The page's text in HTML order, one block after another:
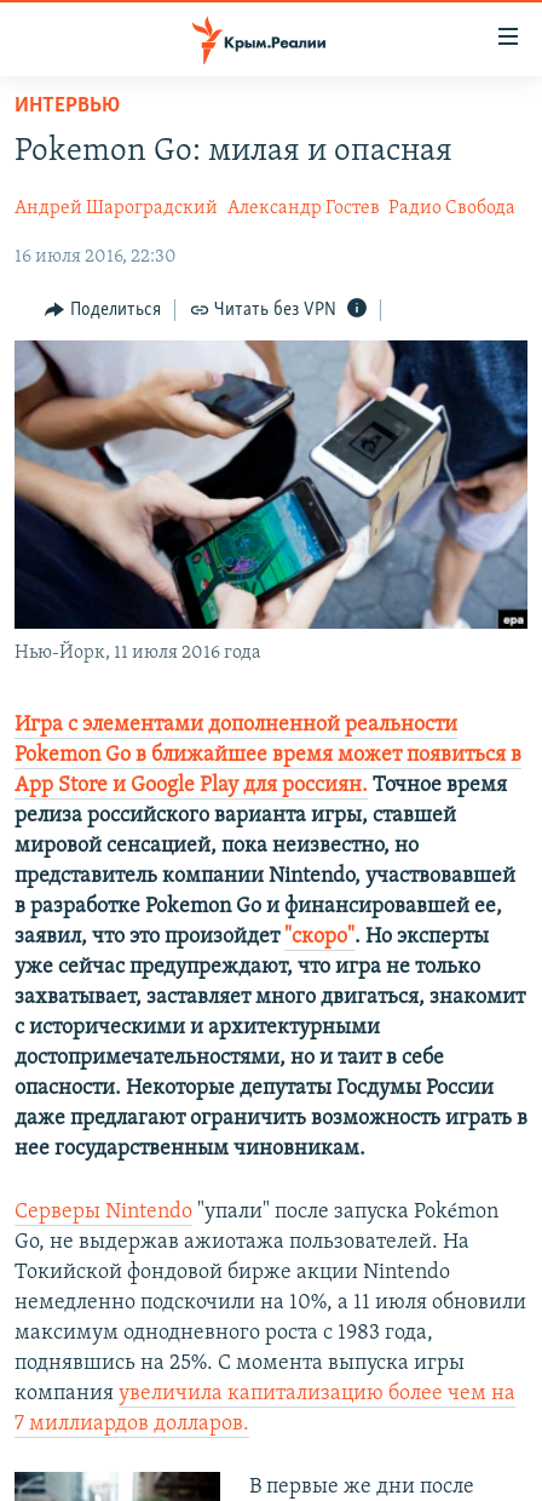
Вернуться
основному
Вернутся
навигации
Вернутся
поиску
НОВОСТИ
ГРУЗ 200
КАРТА ВОЕННЫХ ОБЪЕКТОВ КРЫМА
11 ЛЕТ ОККУПАЦИИ КРЫМА. 11 ИСТОРИЙ СОПРОТИВЛЕНИЯ
ВОДА
ИСТОРИЯ
ЕЩЕ
ИНТЕРАКТИВ
ИНФОГРАФИКА
ТЕЛЕПРОЕКТ КРЫМ.РЕАЛИИ
СОВЕТЫ ПРАВОЗАЩИТНИКОВ
ПРОПАВШИЕ БЕЗ ВЕСТИ
ПОБЕДИТЕЛЕЙ НЕ СУДЯТ?
КРЫМ.НЕПОКОРЕННЫЙ
ELIFBE
РАДІО СВОБОДА
КАК ОБОЙТИ БЛОКИРОВКУ
Українською
Qırımtatar
ПРИСОЕДИНЯЙТЕСЬ!
Все сайты RFE/RL
ИНТЕРВЬЮ
Pokemon Go: милая и опасная
Андрей Шароградский Александр Гостев Радио Свобода
16 июля 2016, 22:30
Поделиться Читать без VPN
Нью-Йорк, 11 июля 2016 года
Игра с элементами дополненной реальности
Pokemon Go в ближайшее время может появиться в
App Store и Google Play для россиян. Точное время
релиза российского варианта игры, ставшей
мировой сенсацией, пока неизвестно, но
представитель компании Nintendo, участвовавшей
в разработке Pokemon Go и финансировавшей ее,
заявил, что это произойдет "скоро". Но эксперты
уже сейчас предупреждают, что игра не только
захватывает, заставляет много двигаться, знакомит
с историческими и архитектурными
достопримечательностями, но и таит в себе
опасности. Некоторые депутаты Госдумы России
даже предлагают ограничить возможность играть в
нее государственным чиновникам.
Серверы Nintendo "упали" после запуска Pokémon
Go, не выдержав ажиотажа пользователей. На
Токийской фондовой бирже акции Nintendo
немедленно подскочили на 10%, а 11 июля обновили
максимум однодневного роста с 1983 года,
поднявшись на 25%. С момента выпуска игры
компания увеличила капитализацию более чем на
7 миллиардов долларов.
В первые же дни после